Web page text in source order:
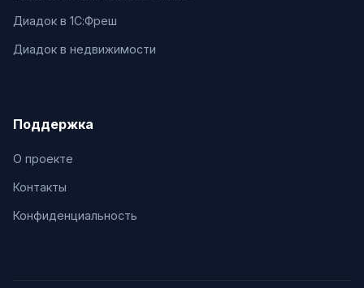
Диадок в 1С:Фреш
Диадок в недвижимости
Поддержка
О проекте
Контакты
Конфиденциальность